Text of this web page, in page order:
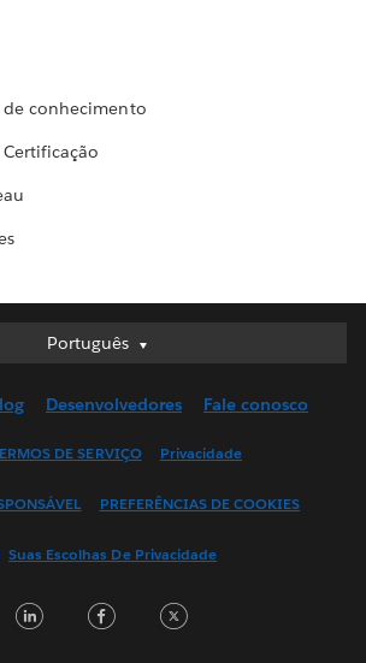
de conhecimento
Português
Português
English (UK)
Français (Canada)
日本語
Desenvolvedores Fale conosco
DE SERVIÇO Privacidade
PREFERÊNCIAS DE COOKIES
Suas Escolhas De Privacidade
LinkedInFacebook